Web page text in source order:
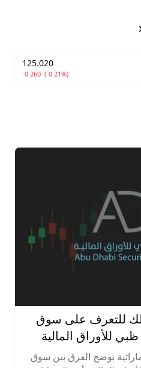
125.020
-0.260 (-0.21%)
للتعرف على سوق
للأوراق المالية
يوضح الفرق بين سوق